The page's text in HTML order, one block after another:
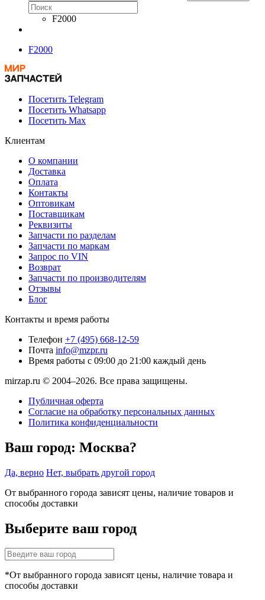
F2000
F2000
Посетить Telegram
Посетить Whatsapp
Посетить Max
Клиентам
О компании
Доставка
Оплата
Контакты
Оптовикам
Поставщикам
Реквизиты
Запчасти по разделам
Запчасти по маркам
Запрос по VIN
Возврат
Запчасти по производителям
Отзывы
Блог
Контакты и время работы
Телефон +7 (495) 668-12-59
Почта info@mzpr.ru
Время работы с 09:00 до 21:00 каждый день
mirzap.ru © 2004–2026. Все права защищены.
Публичная оферта
Согласие на обработку персональных данных
Политика конфиденциальности
Ваш город: Москва?
Да, верно Нет, выбрать другой город
От выбранного города зависят цены, наличие товаров и
способы доставки
Выберите ваш город
*От выбранного города зависят цены, наличие товара и
способы доставки